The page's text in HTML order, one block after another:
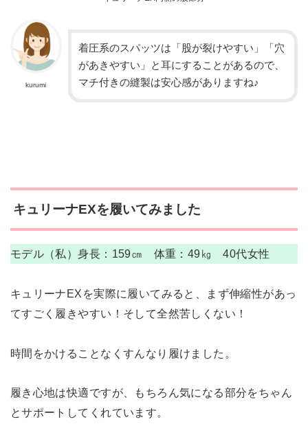
kurumi
着圧系のスパッツは「股が裂けやすい」「穴
があきやすい」と耳にすることがあるので、
マチ付きの縫製は安心感がありますね♪
キュリーナEXを履いてみました
モデル（私）身長：159㎝ 体重：49㎏ 40代女性
キュリーナEXを実際に履いてみると、まず伸縮性があっ
てすごく履きやすい！そして全然苦しくない！
時間をかけることなくすんなり履けました。
履き心地は快適ですが、もちろん気になる部分をちゃん
とサポートしてくれています。